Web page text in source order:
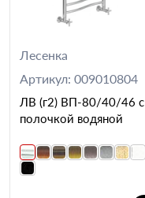
Лесенка
Артикул: 009010804
ЛВ (г2) ВП-80/40/46 с
полочкой водяной